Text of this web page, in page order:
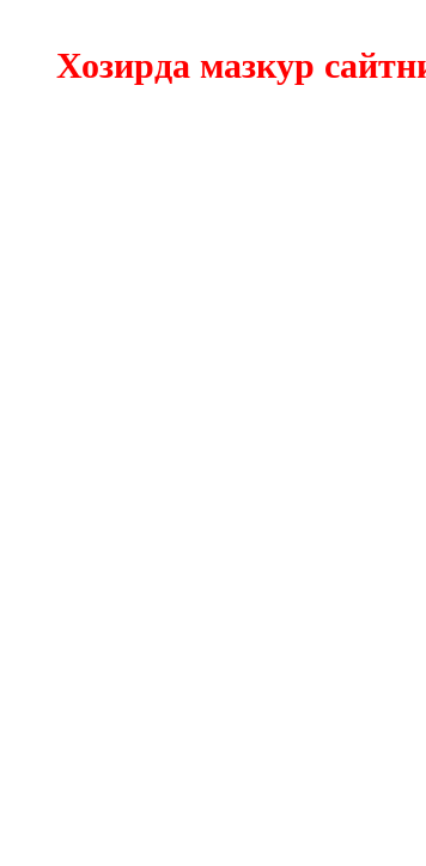
Хозирда мазкур